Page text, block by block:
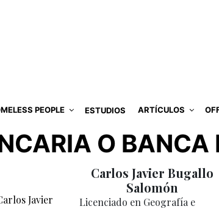
PEOPLE ESTUDIOS ARTÍCULOS
O BANCA
Carlos Javier Bugallo
Salomón
Licenciado en Geografía e